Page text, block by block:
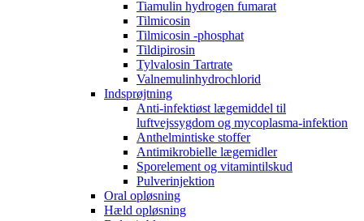
Tiamulin hydrogen fumarat
Tilmicosin
Tilmicosin -phosphat
Tildipirosin
Tylvalosin Tartrate
Valnemulinhydrochlorid
Indsprøjtning
Anti-infektiøst lægemiddel til
luftvejssygdom og mycoplasma-infektion
Anthelmintiske stoffer
Antimikrobielle lægemidler
Sporelement og vitamintilskud
Pulverinjektion
Oral opløsning
Hæld opløsning